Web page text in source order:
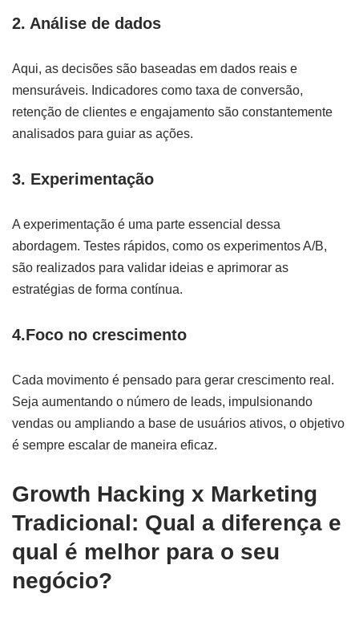
2. Análise de dados
Aqui, as decisões são baseadas em dados reais e
mensuráveis. Indicadores como taxa de conversão,
retenção de clientes e engajamento são constantemente
analisados para guiar as ações.
3. Experimentação
A experimentação é uma parte essencial dessa
abordagem. Testes rápidos, como os experimentos A/B,
são realizados para validar ideias e aprimorar as
estratégias de forma contínua.
4.Foco no crescimento
Cada movimento é pensado para gerar crescimento real.
Seja aumentando o número de leads, impulsionando
vendas ou ampliando a base de usuários ativos, o objetivo
é sempre escalar de maneira eficaz.
Growth Hacking x Marketing
Tradicional: Qual a diferença e
qual é melhor para o seu
negócio?